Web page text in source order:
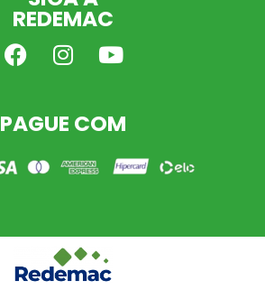
REDEMAC
PAGUE COM